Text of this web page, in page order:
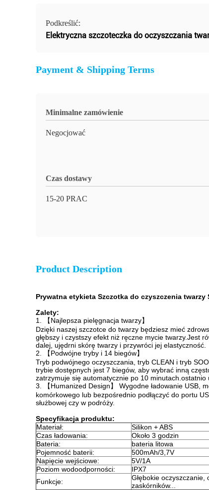
Podkreślić:
Elektryczna szczoteczka do oczyszczania
Payment & Shipping Terms
Minimalne zamówienie
Negocjować
Czas dostawy
15-20 PRAC
Product Description
Prywatna etykieta Szczotka do czyszczenia
Zalety:
1. 【Najlepsza pielęgnacja twarzy】
Dzięki naszej szczotce do twarzy będziesz mieć
głębszy i czystszy efekt niż ręczne mycie twarzy.Jest
dalej, ujędrni skórę twarzy i przywróci jej elastyczność.
2. 【Podwójne tryby i 14 biegów】
Tryb podwójnego oczyszczania, tryb CLEAN i tryb
trybie dostępnych jest 7 biegów, aby wybrać inną
zatrzymuje się automatycznie po 10
3. 【Humanized Design】 Wygodne ładowanie USB,
komórkowego lub bezpośrednio podłączyć do portu
służbowej czy w podróży.
Specyfikacja produktu:
Materiał:
Silikon + ABS
Czas ładowania:
Około 3 godzin
Bateria:
bateria litowa
Pojemność baterii:
500mAh/3,7V
Napięcie wejściowe:
5V/1A
Poziom wodoodporności:
IPX7
Funkcje:
Głębokie
zaskórników...